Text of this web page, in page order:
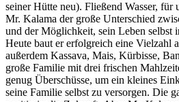
seiner Hütte neu). Fließend Wasser, für
Mr. Kalama der große Unterschied
und der Möglichkeit, sein Leben selbst
Heute baut er erfolgreich eine Vielzahl
außerdem Kassava, Mais, Kürbisse,
große Familie mit drei frischen
genug Überschüsse, um ein kleines
seine Familie selbst zu versorgen. Die